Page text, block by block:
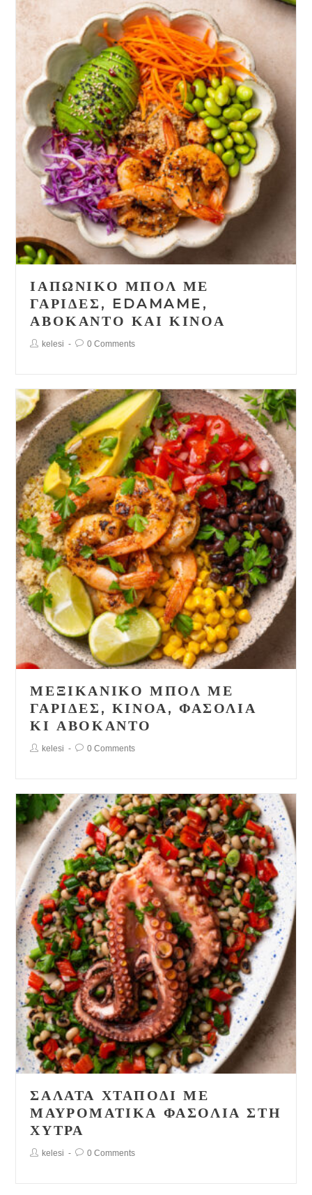
ΙΑΠΩΝΙΚΌ ΜΠΟΛ ΜΕ
ΓΑΡΊΔΕΣ, EDAMAME,
ΑΒΟΚΆΝΤΟ ΚΑΙ ΚΙΝΌΑ
Postkelesi
Post0 Comments
ΜΕΞΙΚΆΝΙΚΟ ΜΠΟΛ ΜΕ
ΓΑΡΊΔΕΣ, ΚΙΝΌΑ, ΦΑΣΌΛΙΑ
ΚΙ ΑΒΟΚΆΝΤΟ
Postkelesi
Post0 Comments
ΣΑΛΆΤΑ ΧΤΑΠΌΔΙ ΜΕ
ΜΑΥΡΟΜΆΤΙΚΑ ΦΑΣΌΛΙΑ ΣΤΗ
ΧΎΤΡΑ
Postkelesi
Post0 Comments